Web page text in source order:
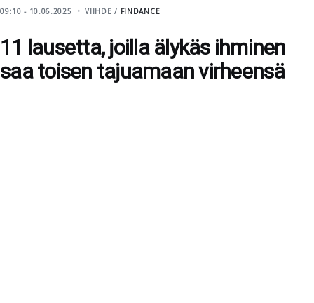
09:10 - 10.06.2025 VIIHDE / FINDANCE
11 lausetta, joilla älykäs ihminen
saa toisen tajuamaan virheensä